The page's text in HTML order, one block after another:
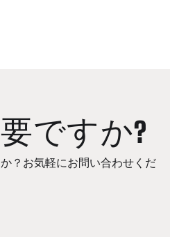
ですか?
？お気軽にお問い合わせくだ